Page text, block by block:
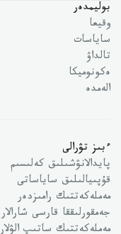
بوليمدەر
وقيعا
ساياسات
تالداۋ
ەكونوميكا
الەمدە
ءبىز تۋرالى
پايدالانۋشىلىق كەلىسىم
قۇپىيالىلىق ساياساتى
مەملەكەتتىك رامىزدەر
جەمقورلىققا قارسى شارالار
مەملەكەتتىك ساتىپ الۋلار